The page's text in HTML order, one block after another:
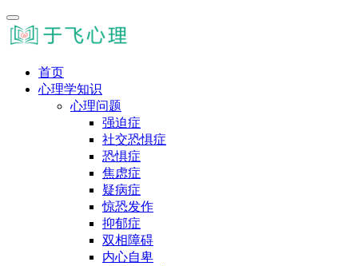
首页
心理学知识
心理问题
强迫症
社交恐惧症
恐惧症
焦虑症
疑病症
惊恐发作
抑郁症
双相障碍
内心自卑